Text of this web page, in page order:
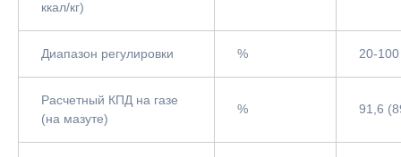
ккал/кг)
Диапазон регулировки % 20-100
Расчетный КПД на газе
(на мазуте)
% 91,6